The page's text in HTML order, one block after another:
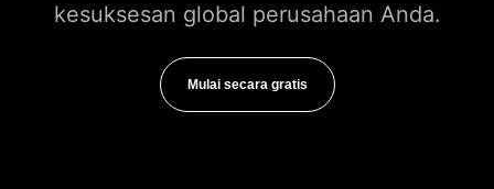
kesuksesan global perusahaan Anda.
Mulai secara gratis